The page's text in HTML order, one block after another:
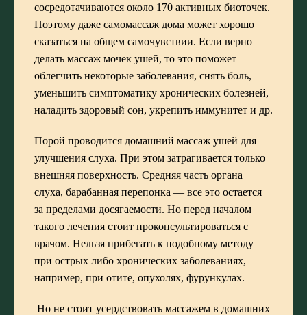
сосредотачиваются около 170 активных биоточек.
Поэтому даже самомассаж дома может хорошо
сказаться на общем самочувствии. Если верно
делать массаж мочек ушей, то это поможет
облегчить некоторые заболевания, снять боль,
уменьшить симптоматику хронических болезней,
наладить здоровый сон, укрепить иммунитет и др.
Порой проводится домашний массаж ушей для
улучшения слуха. При этом затрагивается только
внешняя поверхность. Средняя часть органа
слуха, барабанная перепонка — все это остается
за пределами досягаемости. Но перед началом
такого лечения стоит проконсультироваться с
врачом. Нельзя прибегать к подобному методу
при острых либо хронических заболеваниях,
например, при отите, опухолях, фурункулах.
Но не стоит усердствовать массажем в домашних